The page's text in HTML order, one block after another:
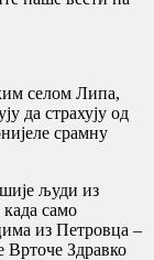
селом Липа,
да страхују од
срамну
људи из
само
из Петровца –
Врточе Здравко